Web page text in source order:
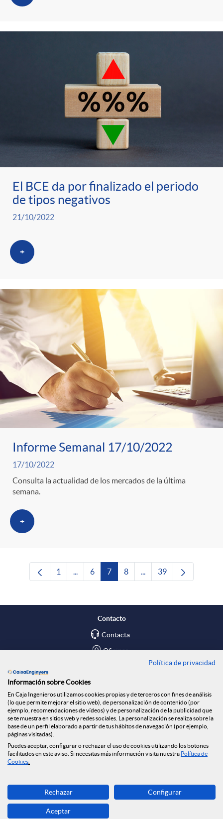
El BCE da por finalizado el periodo
de tipos negativos
21/10/2022
+
Informe Semanal 17/10/2022
17/10/2022
Consulta la actualidad de los mercados de la última
semana.
+
Página
1 ...Páginas intermedias Use TAB para
Página
6 Página
7 Página
8 ...Páginas intermedias
Página
39
Contacto
Contacta
Oficinas
Blog
Social
Seguridad Online
Descarga ahora
Banca MOBILE
Política de privacidad
Información sobre Cookies
En Caja Ingenieros utilizamos cookies propias y de terceros con fines de análisis
(lo que permite mejorar el sitio web), de personalización de contenido (por
ejemplo, recomendaciones de vídeos) y de personalización de la publicidad que
se te muestra en sitios web y redes sociales. La personalización se realiza sobre la
base de un perfil elaborado a partir de tus hábitos de navegación (por ejemplo,
páginas visitadas).
Puedes aceptar, configurar o rechazar el uso de cookies utilizando los botones
facilitados en este aviso. Si necesitas más información visita nuestra Política de
Cookies
Rechazar Configurar
Aceptar